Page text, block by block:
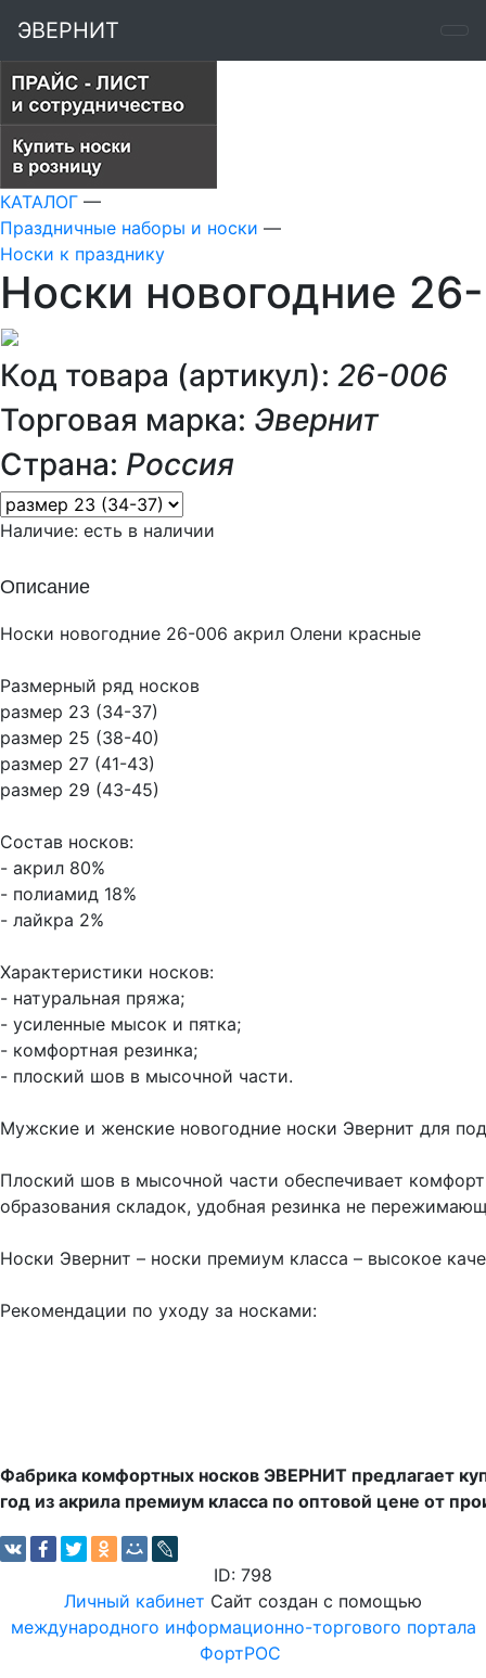
ЭВЕРНИТ
КАТАЛОГ —
Праздничные наборы и носки —
Носки к празднику
Носки новогодние
Код товара (артикул): 26-006
Торговая марка: Эвернит
Страна: Россия
Наличие: есть в наличии
Описание
Носки новогодние 26-006 акрил Олени красные
Размерный ряд носков
размер 23 (34-37)
размер 25 (38-40)
размер 27 (41-43)
размер 29 (43-45)
Состав носков:
- акрил 80%
- полиамид 18%
- лайкра 2%
Характеристики носков:
- натуральная пряжа;
- усиленные мысок и пятка;
- комфортная резинка;
- плоский шов в мысочной части.
Мужские и женские новогодние носки Эвернит для
Плоский шов в мысочной части обеспечивает
образования складок, удобная резинка не
Носки Эвернит – носки премиум класса – высокое
Рекомендации по уходу за носками:
Фабрика комфортных носков ЭВЕРНИТ предлагает
год из акрила премиум класса по оптовой цене от
ID: 798
Личный кабинет Сайт создан с помощью
международного информационно-торгового портала
ФортРОС